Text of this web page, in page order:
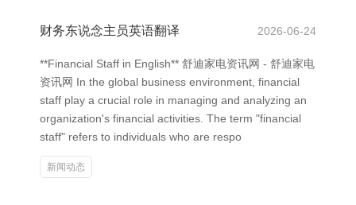
财务东说念主员英语翻译 2026-06-24
**Financial Staff in English** 舒迪家电资讯网 - 舒迪家电
资讯网 In the global business environment, financial
staff play a crucial role in managing and analyzing an
organization's financial activities. The term "financial
staff" refers to individuals who are respo
新闻动态